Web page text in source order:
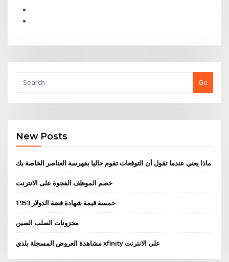
Go
New Posts
ماذا يعني عندما تقول أن التوقعات تقوم حاليا بفهرسة العناصر الخاصة بك
خصم الموظف الفجوة على الانترنت
خمسة قيمة شهادة فضة الدولار 1953
مخزونات الصلب الصين
مشاهدة العروض المسجلة بلدي xfinity على الانترنت